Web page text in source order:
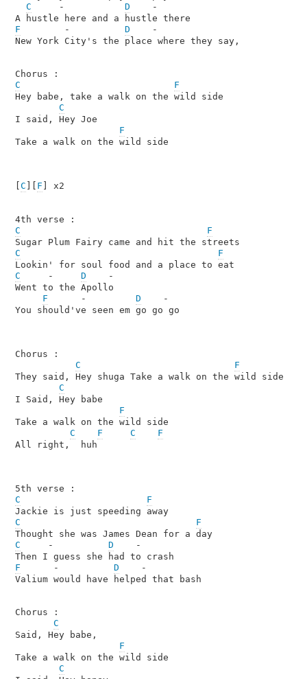
C
     -
D
    -
F
        -
D
    -
New York City's the place where they say,
C
F
Hey babe, take a walk on the wild side
C
I said, Hey Joe
F
Take a walk on the wild side
C F ] x2
C
F
C
F
C
     -
D
    -
Went to the Apollo
F
      -
D
    -
You should've seen em go go go
Chorus :
C
F
They said, Hey shuga Take a walk on the wild side
C
I Said, Hey babe
F
Take a walk on the wild side
C
F C
F
All right,  huh
C
F
Jackie is just speeding away
C
F
Thought she was James Dean for a day
C
     -
D
    -
F
      -
D
    -
Valium would have helped that bash
Chorus :
C
Said, Hey babe,
F
Take a walk on the wild side
C